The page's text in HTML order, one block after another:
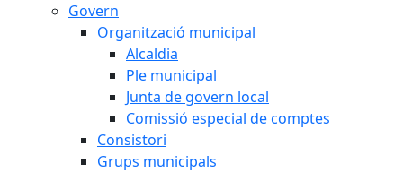
Govern
Organització municipal
Alcaldia
Ple municipal
Junta de govern local
Comissió especial de comptes
Consistori
Grups municipals